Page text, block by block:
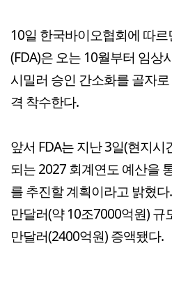
10일 한국바이오협회에 따
(FDA)은 오는 10월부터 임상
시밀러 승인 간소화를 골자
격 착수한다.
앞서 FDA는 지난 3일(현지
되는 2027 회계연도 예산을
를 추진할 계획이라고 밝혔
만달러(약 10조7000억원) 규
만달러(2400억원) 증액됐다.